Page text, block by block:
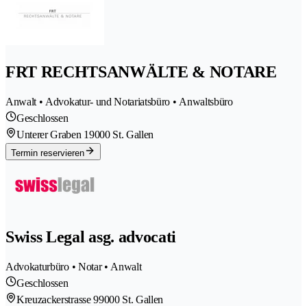
FRT RECHTSANWÄLTE & NOTARE
Anwalt • Advokatur- und Notariatsbüro • Anwaltsbüro
Geschlossen
Unterer Graben 19000 St. Gallen
Termin reservieren
Swiss Legal asg. advocati
Advokaturbüro • Notar • Anwalt
Geschlossen
Kreuzackerstrasse 99000 St. Gallen